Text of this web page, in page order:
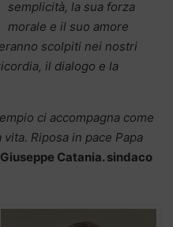
semplicità, la sua forza
morale e il suo amore
scolpiti nei nostri
il dialogo e la
ci accompagna come
Riposa in pace Papa
Catania. sindaco